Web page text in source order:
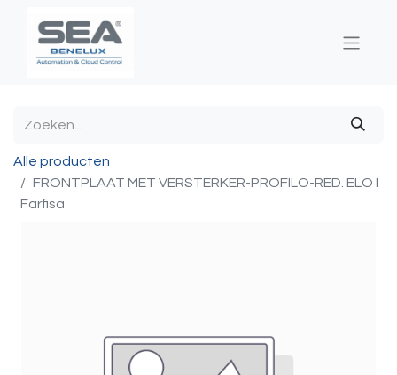
Alle producten
FRONTPLAAT MET VERSTERKER-PROFILO-RED. ELO I
Farfisa